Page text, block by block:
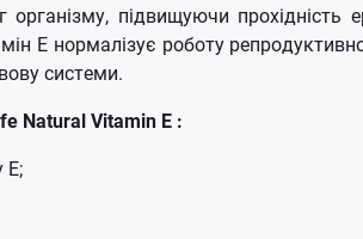
підвищуючи прохідність
Е нормалізує роботу
системи.
Natural Vitamin E :
Е;